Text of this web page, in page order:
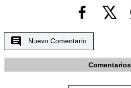
Nuevo Comentario
Comentarios